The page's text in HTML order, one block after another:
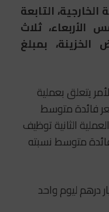
التابعة
الأربعاء، ثلاث
بمبلغ
يتعلق بعملية
فائدة متوسط
العملية الثانية توظيف
فائدة متوسط نسبته
درهم ليوم واحد